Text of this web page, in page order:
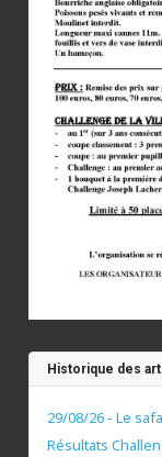
Historique des
29/08/26 - Le
Résultats